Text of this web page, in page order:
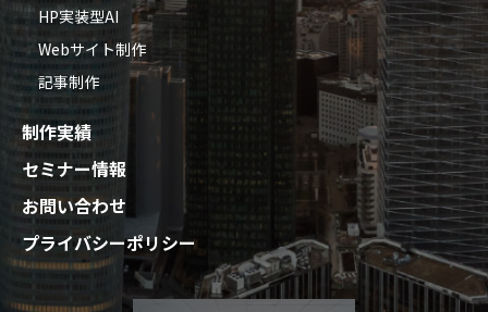
HP実装型AI
Webサイト制作
記事制作
制作実績
セミナー情報
お問い合わせ
プライバシーポリシー